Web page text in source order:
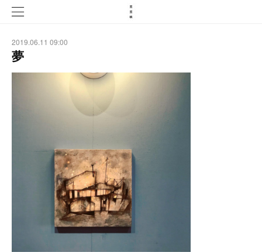
2019.06.11 09:00
夢